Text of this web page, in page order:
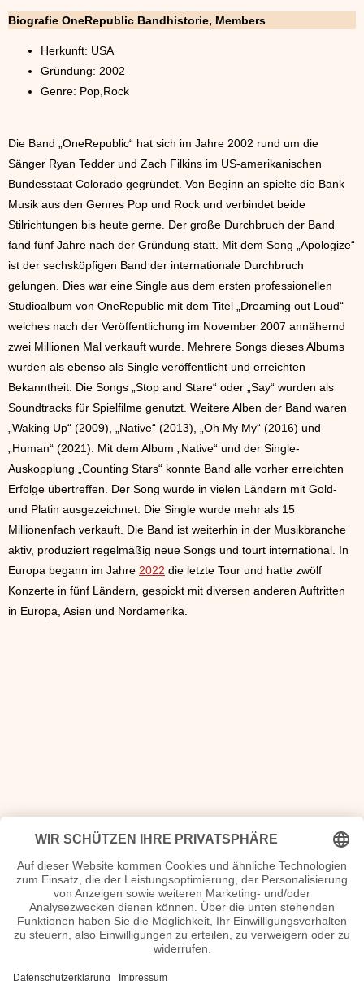
Biografie OneRepublic Bandhistorie, Members
Herkunft: USA
Gründung: 2002
Genre: Pop,Rock
Die Band „OneRepublic“ hat sich im Jahre 2002 rund um die
Sänger Ryan Tedder und Zach Filkins im US-amerikanischen
Bundesstaat Colorado gegründet. Von Beginn an spielte die Bank
Musik aus den Genres Pop und Rock und verbindet beide
Stilrichtungen bis heute gerne. Der große Durchbruch der Band
fand fünf Jahre nach der Gründung statt. Mit dem Song „Apologize“
ist der sechsköpfigen Band der internationale Durchbruch
gelungen. Dies war eine Single aus dem ersten professionellen
Studioalbum von OneRepublic mit dem Titel „Dreaming out Loud“
welches nach der Veröffentlichung im November 2007 annähernd
zwei Millionen Mal verkauft wurde. Mehrere Songs dieses Albums
wurden als ebenso als Single veröffentlicht und erreichten
Bekanntheit. Die Songs „Stop and Stare“ oder „Say“ wurden als
Soundtracks für Spielfilme genutzt. Weitere Alben der Band waren
„Waking Up“ (2009), „Native“ (2013), „Oh My My“ (2016) und
„Human“ (2021). Mit dem Album „Native“ und der Single-
Auskopplung „Counting Stars“ konnte Band alle vorher erreichten
Erfolge übertreffen. Der Song wurde in vielen Ländern mit Gold-
und Platin ausgezeichnet. Die Single wurde mehr als 15
Millionenfach verkauft. Die Band ist weiterhin in der Musikbranche
aktiv, produziert regelmäßig neue Songs und tourt international. In
Europa begann im Jahre 2022 die letzte Tour und hatte zwölf
Konzerte in fünf Ländern, gespickt mit diversen anderen Auftritten
in Europa, Asien und Nordamerika.